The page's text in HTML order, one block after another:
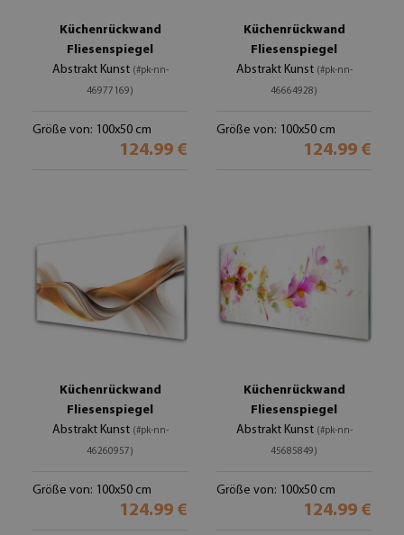
Küchenrückwand
Fliesenspiegel
Abstrakt Kunst (#pk-nn-
46977169)
Größe von: 100x50 cm
124.99 €
Küchenrückwand
Fliesenspiegel
Abstrakt Kunst (#pk-nn-
46664928)
Größe von: 100x50 cm
124.99 €
Küchenrückwand
Fliesenspiegel
Abstrakt Kunst (#pk-nn-
46260957)
Größe von: 100x50 cm
124.99 €
Küchenrückwand
Fliesenspiegel
Abstrakt Kunst (#pk-nn-
45685849)
Größe von: 100x50 cm
124.99 €